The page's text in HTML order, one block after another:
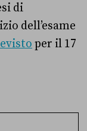
di
dell’esame
per il 17